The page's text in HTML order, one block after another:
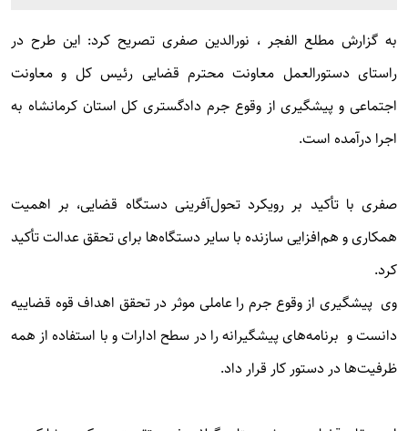
به گزارش مطلع الفجر ، نورالدین صفری تصریح کرد: این طرح در
راستای دستورالعمل معاونت محترم قضایی رئیس کل و معاونت
اجتماعی و پیشگیری از وقوع جرم دادگستری کل استان کرمانشاه به
اجرا درآمده است.
صفری با تأکید بر رویکرد تحول‌آفرینی دستگاه قضایی، بر اهمیت
همکاری و هم‌افزایی سازنده با سایر دستگاه‌ها برای تحقق عدالت تأکید
کرد.
وی پیشگیری از وقوع جرم را عاملی موثر در تحقق اهداف قوه قضاییه
دانست و برنامه‌های پیشگیرانه را در سطح ادارات و با استفاده از همه
ظرفیت‌ها در دستور کار قرار داد.